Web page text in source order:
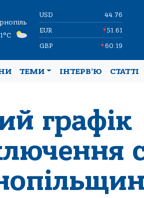
USD 44.76
EUR ▼51.61
GBP ▼60.19
ТЕМИ ІНТЕРВ’Ю СТАТТІ
графік